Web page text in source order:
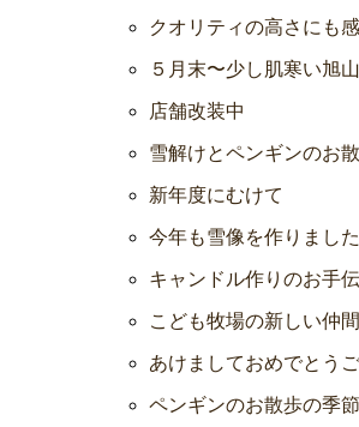
クオリティの高さにも感
５月末〜少し肌寒い旭
店舗改装中
雪解けとペンギンのお
新年度にむけて
今年も雪像を作りました
キャンドル作りのお手
こども牧場の新しい仲
あけましておめでとう
ペンギンのお散歩の季